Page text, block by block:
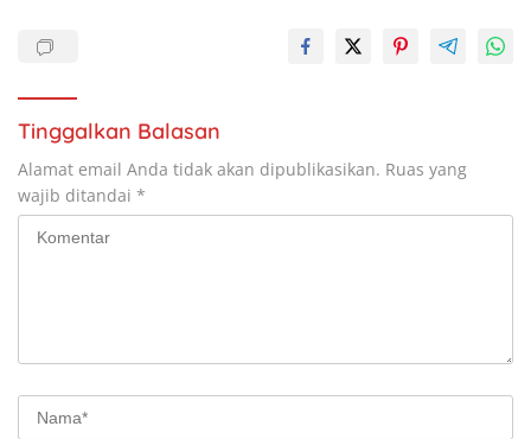
Tinggalkan Balasan
Alamat email Anda tidak akan dipublikasikan. Ruas yang
wajib ditandai *